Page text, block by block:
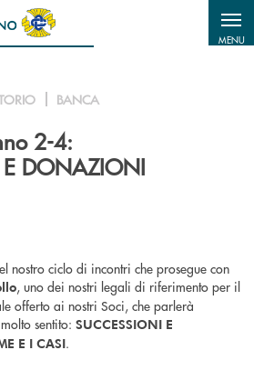
MENU
BANCA
2-4:
E DONAZIONI
nostro ciclo di incontri che prosegue con
, uno dei nostri legali di riferimento per il
offerto ai nostri Soci, che parlerà
sentito: SUCCESSIONI E
E I CASI.